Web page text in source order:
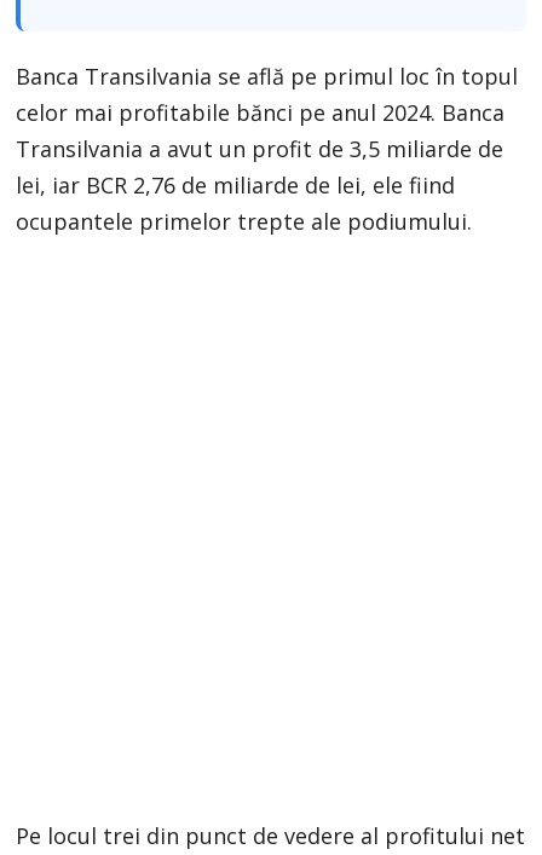
Banca Transilvania se află pe primul loc în topul
celor mai profitabile bănci pe anul 2024. Banca
Transilvania a avut un profit de 3,5 miliarde de
lei, iar BCR 2,76 de miliarde de lei, ele fiind
ocupantele primelor trepte ale podiumului.
Pe locul trei din punct de vedere al profitului net